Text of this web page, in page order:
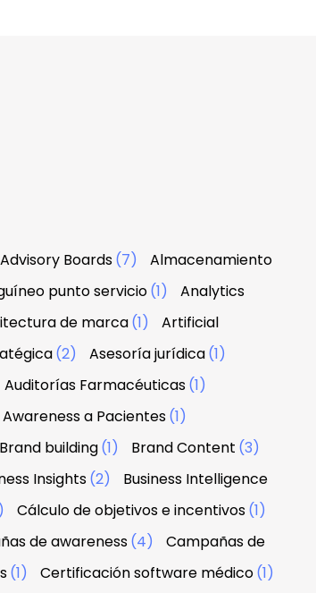
Advisory Boards(7)
Almacenamiento
punto servicio(1)
Analytics
de marca(1)
Artificial
(2) Asesoría jurídica(1)
Auditorías Farmacéuticas(1)
Awareness a Pacientes(1)
Brand building(1) Brand Content (3)
Insights(2)
Business Intelligence
Cálculo de objetivos e incentivos(1)
de awareness(4)
Campañas de
(1) Certificación software médico(1)